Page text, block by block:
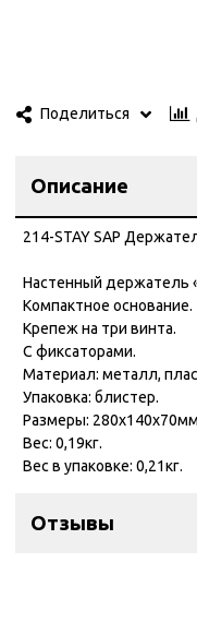
Поделиться
Описание
214-STAY SAP
Настенный держатель
Компактное основание.
Крепеж на три винта.
С фиксаторами.
Материал: металл,
Упаковка: блистер.
Размеры:
Вес: 0,19кг.
Вес в упаковке: 0,21кг.
Отзывы